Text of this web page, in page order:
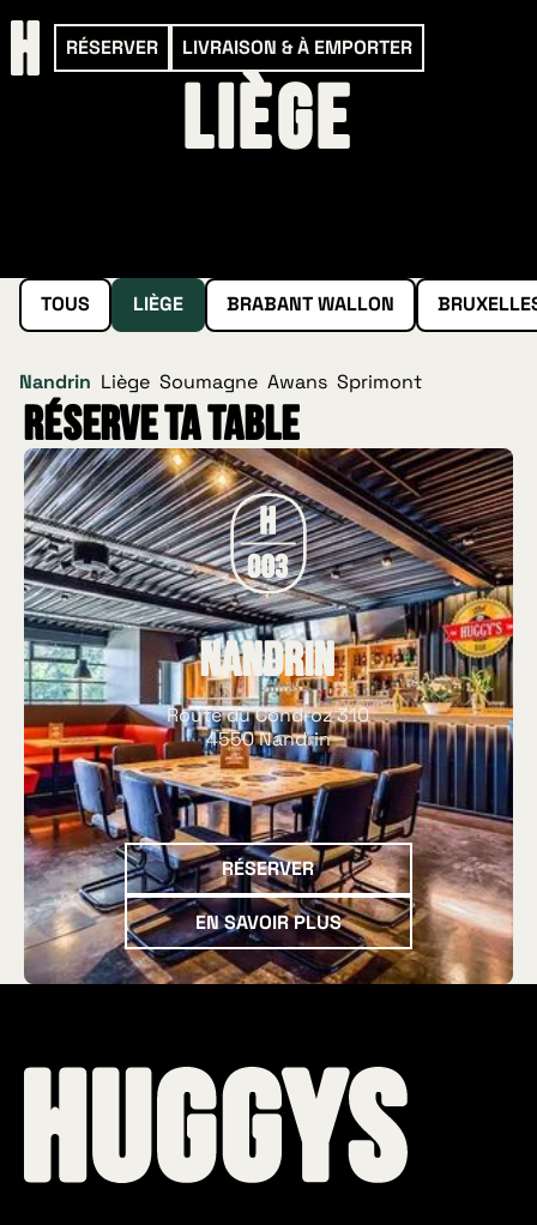
RÉSERVER LIVRAISON & À EMPORTER
Liège
TOUS LIÈGE BRABANT WALLON
Nandrin Liège Soumagne Awans Sprimont
Réserve ta table
Nandrin
Route du Condroz 310
4550 Nandrin
Réserver
RÉSERVER
En savoir plus
EN SAVOIR PLUS